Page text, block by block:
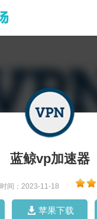
蓝鲸vp加速器
时间：2023-11-18
苹果下载